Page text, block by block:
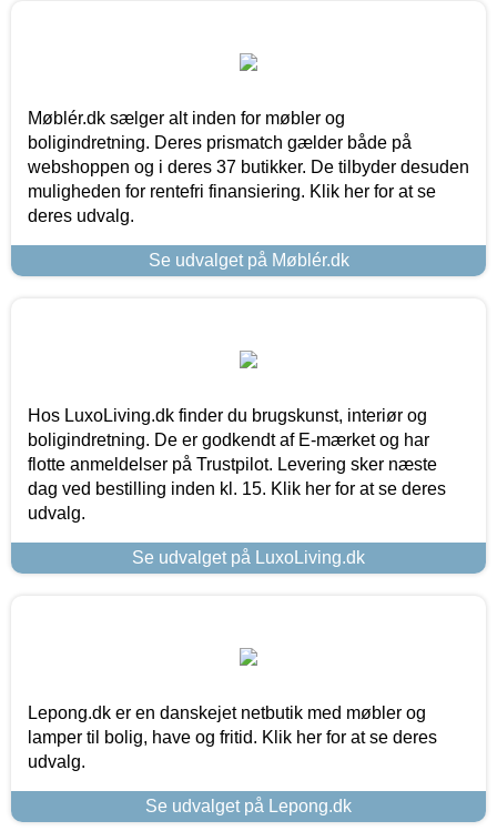
Møblér.dk sælger alt inden for møbler og
boligindretning. Deres prismatch gælder både på
webshoppen og i deres 37 butikker. De tilbyder desuden
muligheden for rentefri finansiering. Klik her for at se
deres udvalg.
Se udvalget på Møblér.dk
Hos LuxoLiving.dk finder du brugskunst, interiør og
boligindretning. De er godkendt af E-mærket og har
flotte anmeldelser på Trustpilot. Levering sker næste
dag ved bestilling inden kl. 15. Klik her for at se deres
udvalg.
Se udvalget på LuxoLiving.dk
Lepong.dk er en danskejet netbutik med møbler og
lamper til bolig, have og fritid. Klik her for at se deres
udvalg.
Se udvalget på Lepong.dk